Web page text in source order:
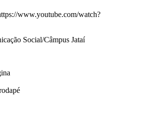
www.youtube.com/watch?
Social/Câmpus Jataí